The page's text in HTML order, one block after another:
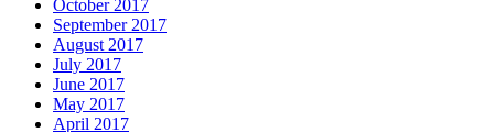
October 2017
September 2017
August 2017
July 2017
June 2017
May 2017
April 2017